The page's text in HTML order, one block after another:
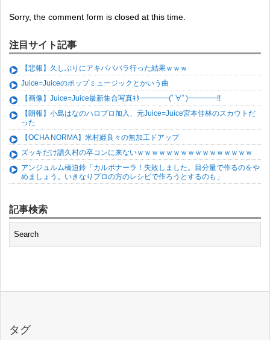
Sorry, the comment form is closed at this time.
注目サイト記事
【悲報】久しぶりにアキバババラ行った結果ｗｗｗ
Juice=Juiceのポップミュージックとかいう曲
【画像】Juice=Juice最新集合写真ｷﾀ━━━━(ﾟ∀ﾟ)━━━━!!
【朗報】小島はなのハロプロ加入、元Juice=Juice宮本佳林のスカウトだ
った
【OCHA NORMA】米村姫良々の無加工ドアップ
ズッキだけ譜久村の卒コンに来ないｗｗｗｗｗｗｗｗｗｗｗｗｗｗｗｗ
アンジュルム橋迫鈴「カルボナーラ！失敗しました。目分量で作るのをや
めましょう。いきなりプロの方のレシピで作ろうとするのも」
記事検索
タグ